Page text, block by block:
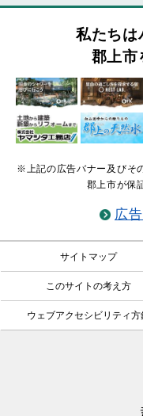
私たちは
郡上市
※上記の広告バナー及びそ
郡上市が保
広
サイトマップ
このサイトの考え方
ウェブアクセシビリティ方